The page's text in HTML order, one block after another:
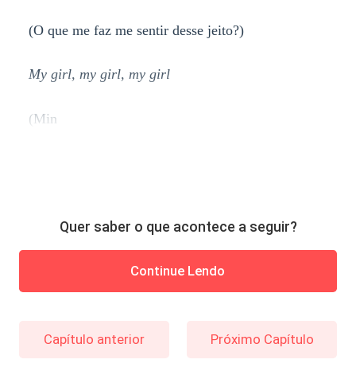
(O que me faz me sentir desse jeito?)
My girl, my girl, my girl
(Min
Quer saber o que acontece a seguir?
Continue Lendo
Capítulo anterior Próximo Capítulo